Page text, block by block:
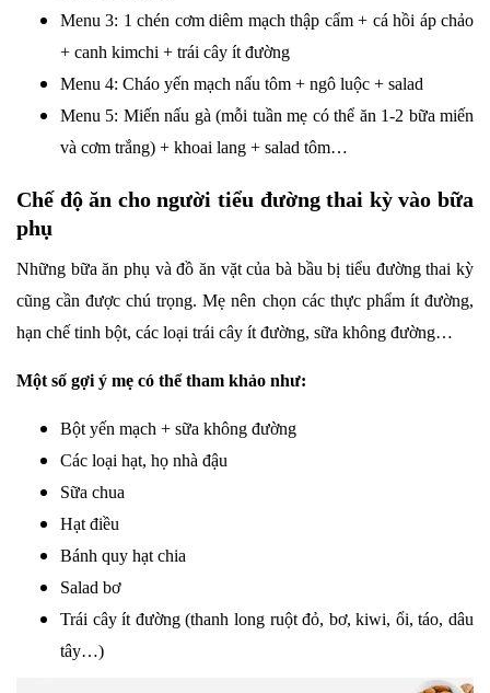
Menu 3: 1 chén cơm diêm mạch thập cẩm + cá hồi áp chảo
+ canh kimchi + trái cây ít đường
Menu 4: Cháo yến mạch nấu tôm + ngô luộc + salad
Menu 5: Miến nấu gà (mỗi tuần mẹ có thể ăn 1-2 bữa miến
và cơm trắng) + khoai lang + salad tôm…
Chế độ ăn cho người tiểu đường thai kỳ vào bữa
phụ
Những bữa ăn phụ và đồ ăn vặt của bà bầu bị tiểu đường thai kỳ
cũng cần được chú trọng. Mẹ nên chọn các thực phẩm ít đường,
hạn chế tinh bột, các loại trái cây ít đường, sữa không đường…
Một số gợi ý mẹ có thể tham khảo như:
Bột yến mạch + sữa không đường
Các loại hạt, họ nhà đậu
Sữa chua
Hạt điều
Bánh quy hạt chia
Salad bơ
Trái cây ít đường (thanh long ruột đỏ, bơ, kiwi, ổi, táo, dâu
tây…)